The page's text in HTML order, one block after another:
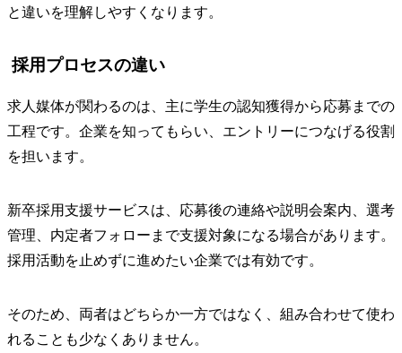
と違いを理解しやすくなります。
採用プロセスの違い
求人媒体が関わるのは、主に学生の認知獲得から応募までの
工程です。企業を知ってもらい、エントリーにつなげる役割
を担います。
新卒採用支援サービスは、応募後の連絡や説明会案内、選考
管理、内定者フォローまで支援対象になる場合があります。
採用活動を止めずに進めたい企業では有効です。
そのため、両者はどちらか一方ではなく、組み合わせて使わ
れることも少なくありません。